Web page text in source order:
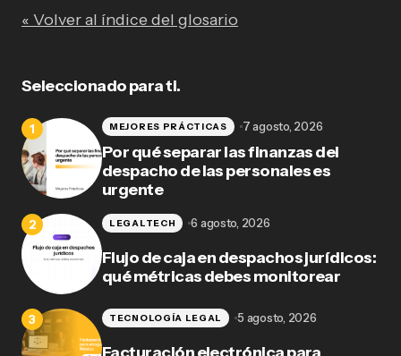
« Volver al índice del glosario
Seleccionado para ti.
Por qué separar las finanzas del
despacho de las personales es
urgente
MEJORES PRÁCTICAS 7 agosto, 2026
Flujo de caja en despachos jurídicos:
qué métricas debes monitorear
LEGALTECH 6 agosto, 2026
Facturación electrónica para
TECNOLOGÍA LEGAL 5 agosto, 2026